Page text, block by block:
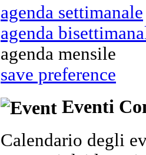
agenda settimanale
agenda
agenda mensile
save preference
Eventi
Calendario degli